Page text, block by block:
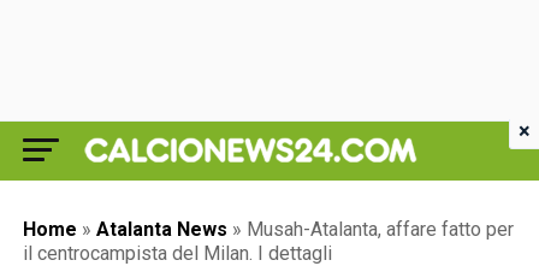
Home » Atalanta News » Musah-Atalanta, affare fatto per
il centrocampista del Milan. I dettagli
×